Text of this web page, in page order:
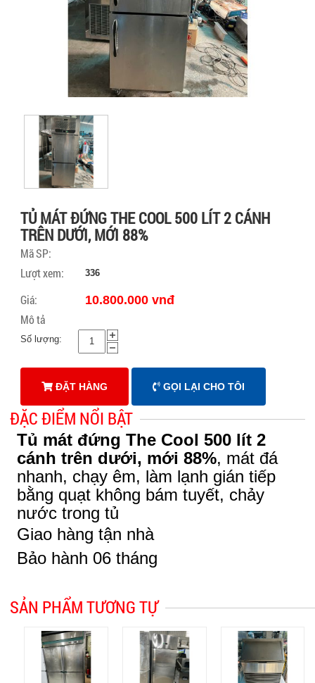
TỦ MÁT ĐỨNG THE COOL 500 LÍT 2 CÁNH
TRÊN DƯỚI, MỚI 88%
Mã SP:
Lượt xem:
336
Giá: 10.800.000 vnđ
Mô tả
Số lượng:
ĐẶT HÀNG GỌI LẠI CHO TÔI
ĐẶC ĐIỂM NỔI BẬT
Tủ mát đứng The Cool 500 lít 2
cánh trên dưới, mới 88%, mát đá
nhanh, chạy êm, làm lạnh gián tiếp
bằng quạt không bám tuyết, chảy
nước trong tủ
Giao hàng tận nhà
Bảo hành 06 tháng
SẢN PHẨM TƯƠNG TỰ